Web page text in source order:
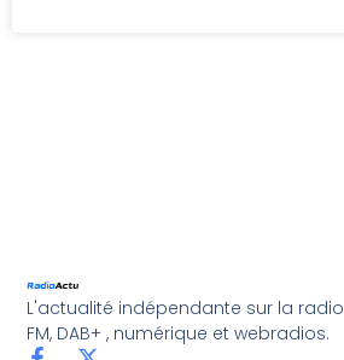
L'actualité indépendante sur la radio
FM, DAB+ , numérique et webradios.